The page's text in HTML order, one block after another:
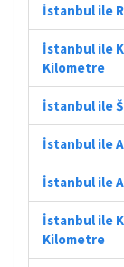
İstanbul ile
İstanbul ile
Kilometre
İstanbul ile
İstanbul ile
İstanbul ile
İstanbul ile
Kilometre